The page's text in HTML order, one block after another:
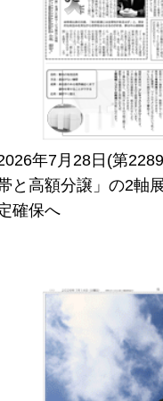
年7月28日(第
と高額分譲」の2軸
確保へ